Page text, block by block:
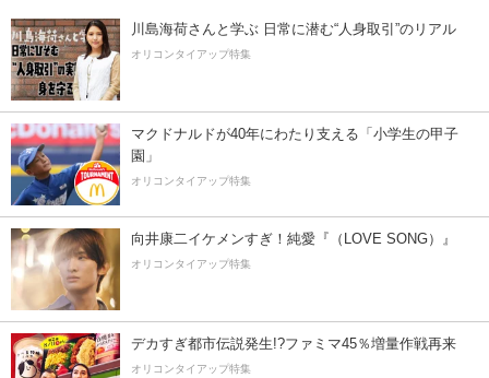
川島海荷さんと学ぶ 日常に潜む“人身取引”のリアル
オリコンタイアップ特集
マクドナルドが40年にわたり支える「小学生の甲子
園」
オリコンタイアップ特集
向井康二イケメンすぎ！純愛『（LOVE SONG）』
オリコンタイアップ特集
デカすぎ都市伝説発生!?ファミマ45％増量作戦再来
オリコンタイアップ特集